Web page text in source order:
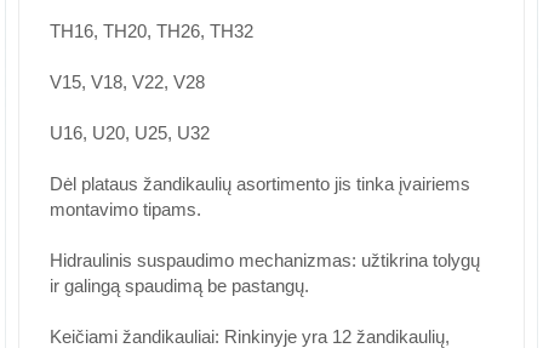
TH16, TH20, TH26, TH32
V15, V18, V22, V28
U16, U20, U25, U32
Dėl plataus žandikaulių asortimento jis tinka įvairiems
montavimo tipams.
Hidraulinis suspaudimo mechanizmas: užtikrina tolygų
ir galingą spaudimą be pastangų.
Keičiami žandikauliai: Rinkinyje yra 12 žandikaulių,